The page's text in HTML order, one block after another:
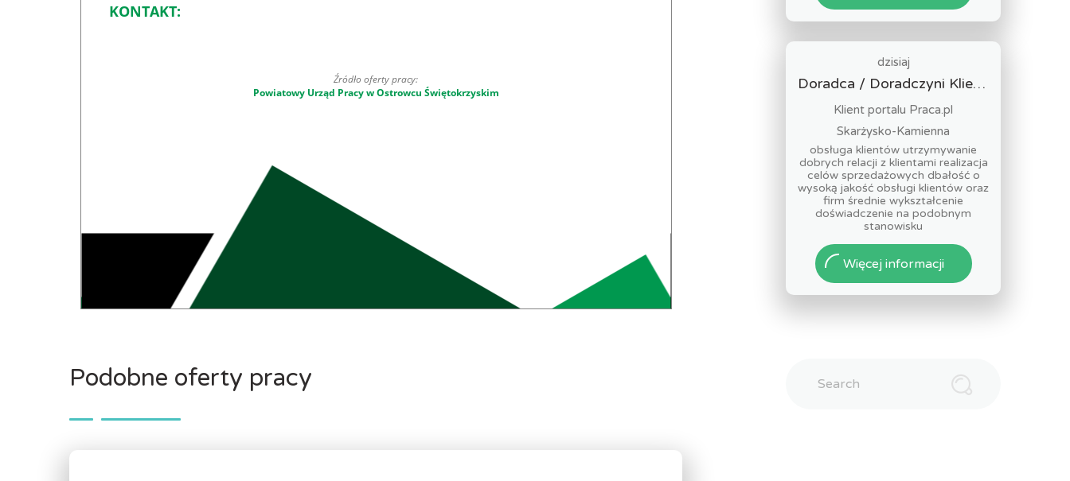
KONTAKT:
Źródło oferty pracy:
Powiatowy Urząd Pracy w Ostrowcu Świętokrzyskim
Podobne oferty pracy
dzisiaj
Doradca / Doradczyni Klienta (bankowość)
Klient portalu Praca.pl
Skarżysko-Kamienna
obsługa klientów utrzymywanie
dobrych relacji z klientami realizacja
celów sprzedażowych dbałość o
wysoką jakość obsługi klientów oraz
firm średnie wykształcenie
doświadczenie na podobnym
stanowisku
Więcej informacji